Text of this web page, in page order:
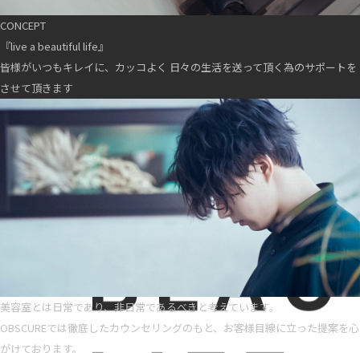
CONCEPT
『live a beautiful life』
皆様がいつもキレイに、カッコよく 日々の生活を送って頂く為のサポートを
させて頂きます
美容室とは日常であり、非日常であるべきと考えています。
OBSCUREでは徹底したカウンセリングのもと、お客様目線に立った提案を心
がけております。